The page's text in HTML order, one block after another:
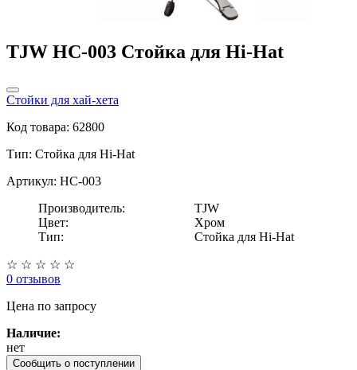
TJW HC-003 Стойка для Hi-Hat
Стойки для хай-хета
Код товара: 62800
Тип: Стойка для Hi-Hat
Артикул: HC-003
Производитель:
TJW
Цвет:
Хром
Тип:
Стойка для Hi-Hat
☆ ☆ ☆ ☆ ☆
0 отзывов
Цена по запросу
Наличие:
нет
Сообщить о поступлении